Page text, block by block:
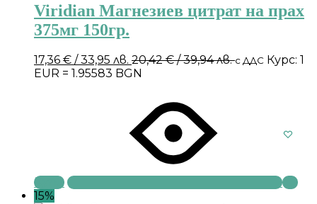
Viridian Магнезиев цитрат на прах
375мг 150гр.
17,36 € / 33,95 лв. 20,42€/ 39,94 лв.с ДДС Курс: 1
EUR = 1.95583 BGN
Купи
15%